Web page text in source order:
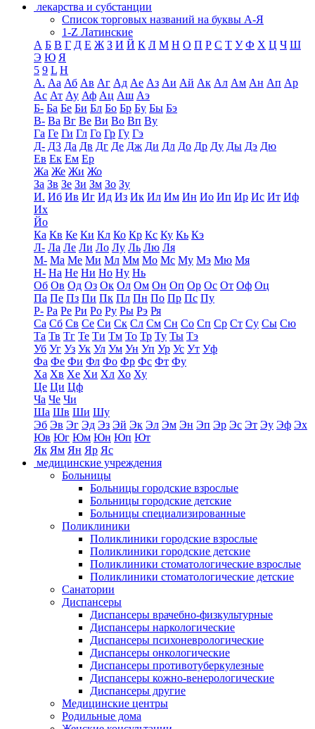
лекарства и субстанции
Список торговых названий на буквы А-Я
1-Z Латинские
А Б В Г Д Е Ж З И Й К Л М Н О П Р С Т У Ф Х Ц Ч Ш
Э Ю Я
5 9 L H
А. Аа Аб Ав Аг Ад Ае Аз Аи Ай Ак Ал Ам Ан Ап Ар
Ас Ат Ау Аф Ац Аш Аэ
Б- Ба Бе Би Бл Бо Бр Бу Бы Бэ
В- Ва Вг Ве Ви Во Вп Ву
Га Ге Ги Гл Го Гр Гу Гэ
Д- Д3 Да Дв Дг Де Дж Ди Дл До Др Ду Ды Дэ Дю
Ев Ек Ем Ер
Жа Же Жи Жо
За Зв Зе Зи Зм Зо Зу
И. Иб Ив Иг Ид Из Ик Ил Им Ин Ио Ип Ир Ис Ит Иф
Их
Йо
Ка Кв Ке Ки Кл Ко Кр Кс Ку Кь Кэ
Л- Ла Ле Ли Ло Лу Ль Лю Ля
М- Ма Ме Ми Мл Мм Мо Мс Му Мэ Мю Мя
Н- На Не Ни Но Ну Нь
Об Ов Од Оз Ок Ол Ом Он Оп Ор Ос От Оф Оц
Па Пе Пз Пи Пк Пл Пн По Пр Пс Пу
Р- Ра Ре Ри Ро Ру Ры Рэ Ря
Са Сб Св Се Си Ск Сл См Сн Со Сп Ср Ст Су Сы Сю
Та Тв Тг Те Ти Тм То Тр Ту Ты Тэ
Уб Уг Уз Ук Ул Ум Ун Уп Ур Ус Ут Уф
Фа Фе Фи Фл Фо Фр Фс Фт Фу
Ха Хв Хе Хи Хл Хо Ху
Це Ци Цф
Ча Че Чи
Ша Шв Ши Шу
Эб Эв Эг Эд Эз Эй Эк Эл Эм Эн Эп Эр Эс Эт Эу Эф Эх
Юв Юг Юм Юн Юп Ют
Як Ям Ян Яр Яс
медицинские учреждения
Больницы
Больницы городские взрослые
Больницы городские детские
Больницы специализированные
Поликлиники
Поликлиники городские взрослые
Поликлиники городские детские
Поликлиники стоматологические взрослые
Поликлиники стоматологические детские
Санатории
Диспансеры
Диспансеры врачебно-физкультурные
Диспансеры наркологические
Диспансеры психоневрологические
Диспансеры онкологические
Диспансеры противотуберкулезные
Диспансеры кожно-венерологические
Диспансеры другие
Медицинские центры
Родильные дома